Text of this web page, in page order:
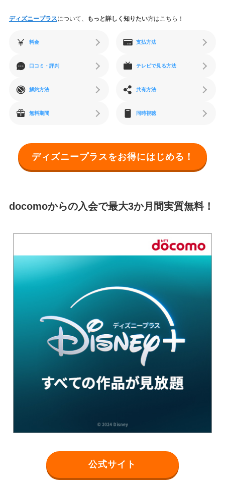
ディズニープラスについて、 もっと詳しく知りたい方はこちら！
料金 支払方法
口コミ・評判 テレビで見る方法
解約方法 共有方法
無料期間 同時視聴
ディズニープラスをお得にはじめる！
docomoからの入会で最大3か月間実質無料！
公式サイト